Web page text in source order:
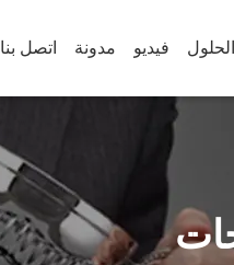
الحلول فيديو مدونة اتصل بنا